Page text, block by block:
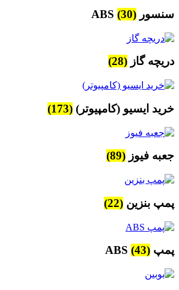
سنسور ABS (30)
دریچه گاز (28)
خرید ایسیو (کامپیوتر) (173)
جعبه فیوز (89)
پمپ بنزین (22)
پمپ ABS (43)